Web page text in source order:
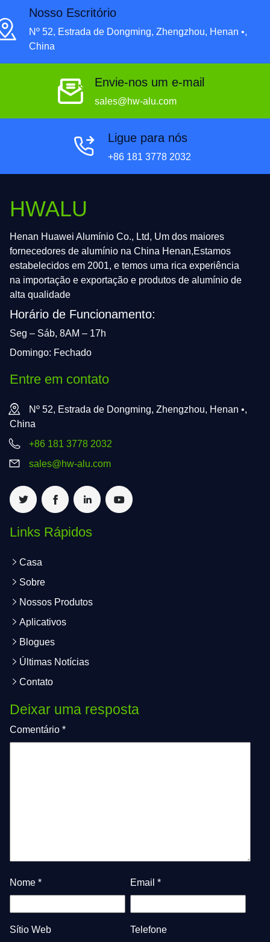
Nosso Escritório
Nº 52, Estrada de Dongming, Zhengzhou, Henan •,
China
Envie-nos um e-mail
sales@hw-alu.com
Ligue para nós
+86 181 3778 2032
HWALU
Henan Huawei Alumínio Co., Ltd, Um dos maiores
fornecedores de alumínio na China Henan,Estamos
estabelecidos em 2001, e temos uma rica experiência
na importação e exportação e produtos de alumínio de
alta qualidade
Horário de Funcionamento:
Seg – Sáb, 8AM – 17h
Domingo: Fechado
Entre em contato
Nº 52, Estrada de Dongming, Zhengzhou, Henan •,
China
+86 181 3778 2032
sales@hw-alu.com
Links Rápidos
Casa
Sobre
Nossos Produtos
Aplicativos
Blogues
Últimas Notícias
Contato
Deixar uma resposta
Comentário *
Nome * Email *
Sítio Web Telefone